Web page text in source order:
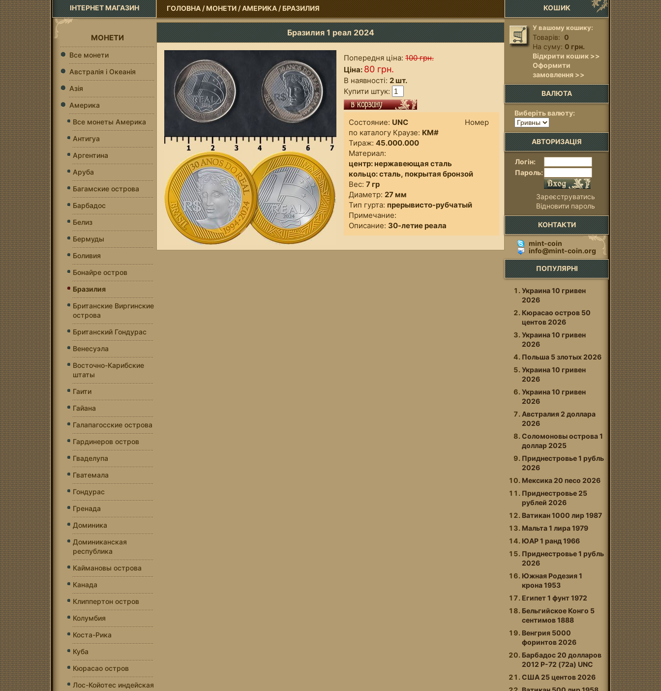
ГОЛОВНА/МОНЕТИ/АМЕРИКА/БРАЗИЛИЯ
Бразилия 1 реал 2024
Попередня ціна: 100 грн.
Ціна: 80 грн.
В наявності: 2 шт.
Купити штук:
Состояние: UNC
Номер
по каталогу Краузе: KM#
Тираж: 45.000.000
Материал:
центр: нержавеющая сталь
кольцо:сталь, покрытая бронзой
Вес: 7 гр
Диаметр: 27 мм
Тип гурта: прерывисто-рубчатый
Примечание:
Описание: 30-летие реала
ІНТЕРНЕТ МАГАЗИН
МОНЕТИ
Все монети
Австралія і Океанія
Азія
Америка
Все монеты Америка
Антигуа
Аргентина
Аруба
Багамские острова
Барбадос
Белиз
Бермуды
Боливия
Бонайре остров
Бразилия
Британские Виргинские
острова
Британский Гондурас
Венесуэла
Восточно-Карибские
штаты
Гаити
Гайана
Галапагосские острова
Гардинеров остров
Гваделупа
Гватемала
Гондурас
Гренада
Доминика
Доминиканская
республика
Каймановы острова
Канада
Клиппертон остров
Колумбия
Коста-Рика
Куба
Кюрасао остров
Лос-Койотес индейская
КОШИК
У вашому кошику:
Товарів: 0
На суму: 0 грн.
Відкрити кошик >>
Оформити
замовлення >>
ВАЛЮТА
Виберіть валюту:
АВТОРИЗАЦІЯ
Логін:
Пароль:
Зареєструватись
Відновити пароль
КОНТАКТИ
mint-coin
info@mint-coin.org
ПОПУЛЯРНІ
Украина 10 гривен
2026
Кюрасао остров 50
центов 2026
Украина 10 гривен
2026
Польша 5 злотых 2026
Украина 10 гривен
2026
Украина 10 гривен
2026
Австралия 2 доллара
2026
Соломоновы оcтрова 1
доллар 2025
Приднестровье 1 рубль
2026
Мексика 20 песо 2026
Приднестровье 25
рублей 2026
Ватикан 1000 лир 1987
Мальта 1 лира 1979
ЮАР 1 ранд 1966
Приднестровье 1 рубль
2026
Южная Родезия 1
крона 1953
Египет 1 фунт 1972
Бельгийское Конго 5
сентимов 1888
Венгрия 5000
форинтов 2026
Барбадос 20 долларов
2012 P-72 (72a) UNC
США 25 центов 2026